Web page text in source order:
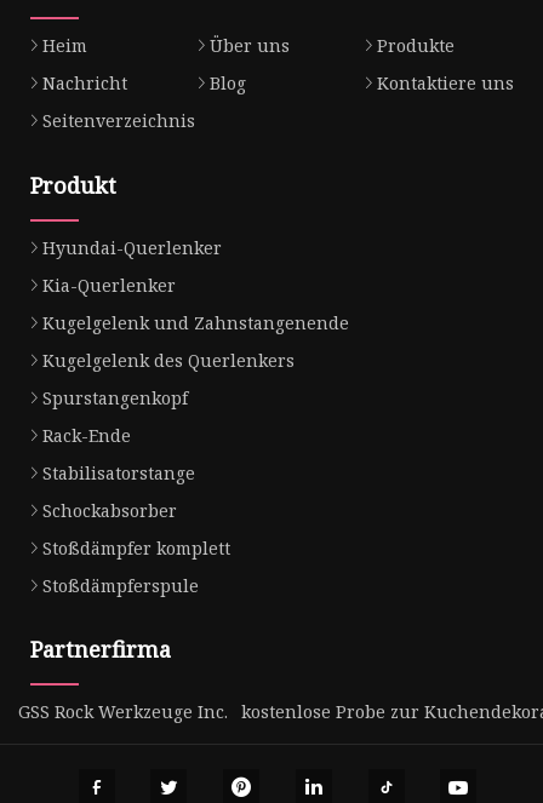
Heim Über uns
Produkte
Nachricht
Blog
Kontaktiere uns
Seitenverzeichnis
Produkt
Hyundai-Querlenker
Kia-Querlenker
Kugelgelenk und Zahnstangenende
Kugelgelenk des Querlenkers
Spurstangenkopf
Rack-Ende
Stabilisatorstange
Schockabsorber
Stoßdämpfer komplett
Stoßdämpferspule
Partnerfirma
GSS Rock Werkzeuge Inc. kostenlose Probe zur